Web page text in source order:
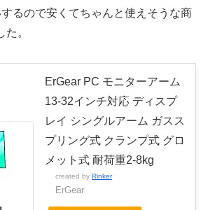
るので安くてちゃんと使えそうな商
。
ErGear PC モニターアーム
13-32インチ対応 ディスプ
レイ シングルアーム ガスス
プリング式 クランプ式 グロ
メット式 耐荷重2-8kg
created by Rinker
ErGear